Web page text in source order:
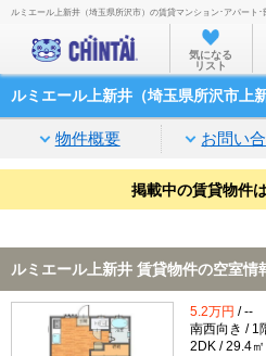
お部屋を
沿
家賃
通勤
不動
TOP
ルミエール上新井（埼玉県所沢市）の賃貸マンション･アパート･
気になる
リスト
ルミエール上新井（埼玉県所沢市上
物件概要 お問い
掲載中の賃貸物件
ルミエール上新井 賃貸物件の空室情
5.2万円 / --
南西向き / 1
2DK / 29.4㎡